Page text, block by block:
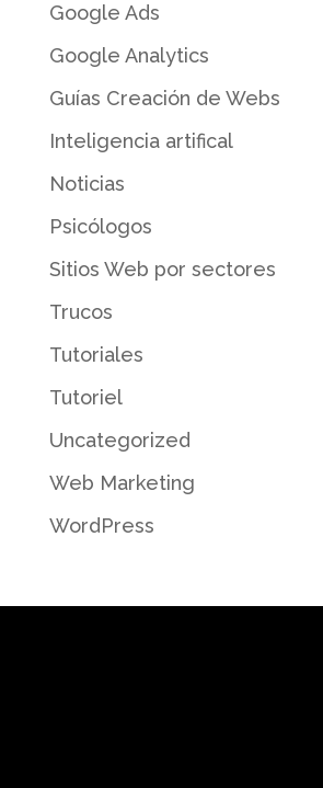
Google Ads
Google Analytics
Guías Creación de Webs
Inteligencia artifical
Noticias
Psicólogos
Sitios Web por sectores
Trucos
Tutoriales
Tutoriel
Uncategorized
Web Marketing
WordPress